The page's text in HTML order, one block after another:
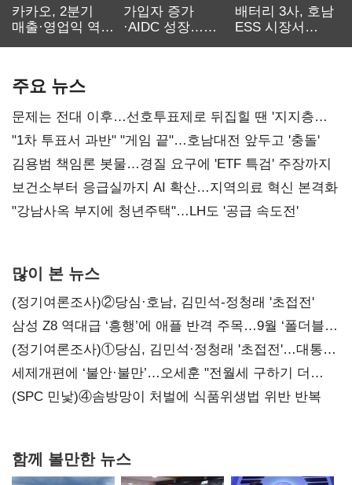
카카오, 2분기
매출·영업익 역대
가입자 증가
·AIDC 성장…
배터리 3사, 호남
ESS 시장서
주요 뉴스
문제는 전대 이후…선호투표제로 뒤집힐 땐 '지지층
불복'
"1차 투표서 과반" "게임 끝"…호남대전 앞두고 '충돌'
김용범 책임론 봇물…경질 요구에 'ETF 특검' 주장까지
보건소부터 응급실까지 AI 확산…지역의료 혁신 본격화
"강남사옥 부지에 청년주택"…LH도 '공급 속도전'
많이 본 뉴스
(정기여론조사)②당심·호남, 김민석-정청래 '초접전'
삼성 Z8 역대급 ‘흥행’에 애플 반격 주목…9월 ‘폴더블
대전’
(정기여론조사)①당심, 김민석·정청래 '초접전'…대통령
지지도 '50% 아래로'(종합)
세제개편에 ‘불안·불만’…오세훈 "전월세 구하기 더
힘들어질 것"
(SPC 민낯)④솜방망이 처벌에 식품위생법 위반 반복
함께 볼만한 뉴스